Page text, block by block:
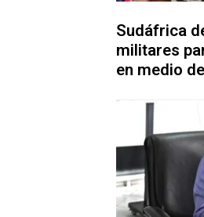
Sudáfrica
militares
en medio